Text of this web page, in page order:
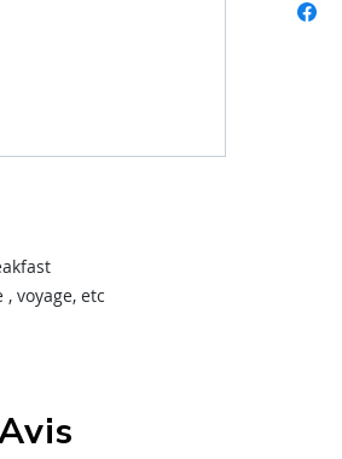
voyage, etc
Pour